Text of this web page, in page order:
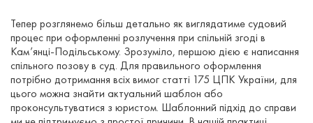
Тепер розглянемо більш детально як виглядатиме судовий
процес при оформленні розлучення при спільній згоді в
Кам’янці-Подільському. Зрозуміло, першою дією є написання
спільного позову в суд. Для правильного оформлення
потрібно дотримання всіх вимог статті 175 ЦПК України, для
цього можна знайти актуальний шаблон або
проконсультуватися з юристом. Шаблонний підхід до справи